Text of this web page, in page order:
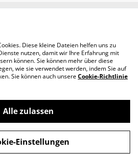
Privacy Policy
Cookie Policy
powered by
Diese kleine Dateien helfen uns zu
nutzen, damit wir Ihre Erfahrung mit
können. Sie können mehr über diese
wie sie verwendet werden, indem Sie auf
Sie können auch unsereCookie-Richtlinie
Alle zulassen
Einstellungen